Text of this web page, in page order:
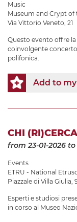
Music
Museum and Crypt of
Via Vittorio Veneto, 21
Questo evento offre
coinvolgente
polifonica.
Add to
CHI
from 23-01-2026 to
Events
ETRU - National
Piazzale di Villa Giulia,
Esperti e studiosi
in corso al Museo